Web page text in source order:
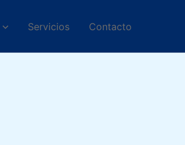
Servicios Contacto